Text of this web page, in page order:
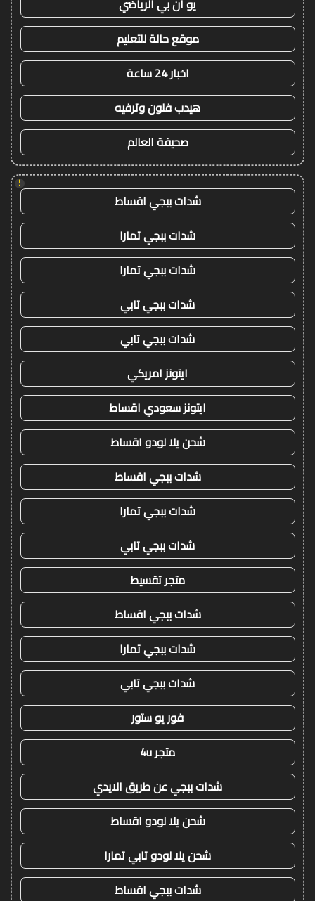
موقع حالة للتعليم
اخبار 24 ساعة
هيدب فنون وترفيه
صحيفة العالم
!
شدات ببجي اقساط
شدات ببجي تمارا
شدات ببجي تمارا
شدات ببجي تابي
شدات ببجي تابي
ايتونز امريكي
ايتونز سعودي اقساط
شحن يلا لودو اقساط
شدات ببجي اقساط
شدات ببجي تمارا
شدات ببجي تابي
متجر تقسيط
شدات ببجي اقساط
شدات ببجي تمارا
شدات ببجي تابي
فور يو ستور
متجر 4u
شدات ببجي عن طريق الايدي
شحن يلا لودو اقساط
شحن يلا لودو تابي تمارا
شدات ببجي اقساط